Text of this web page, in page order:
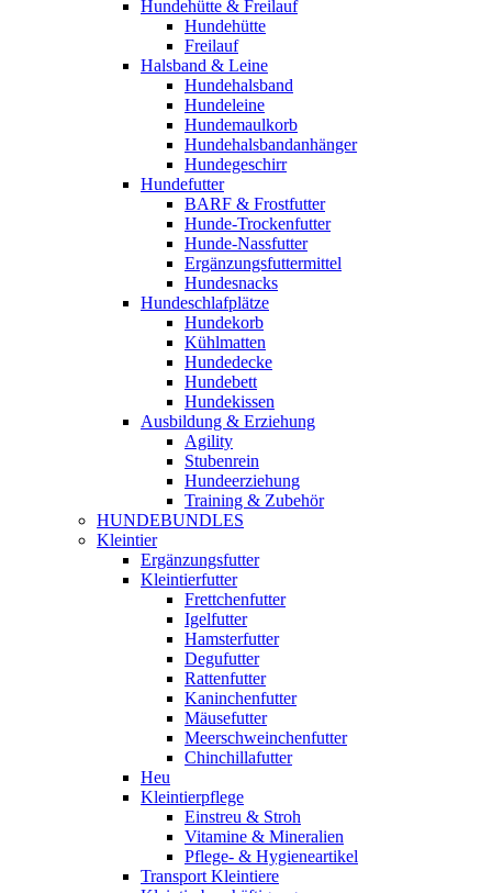
Hundehütte & Freilauf
Hundehütte
Freilauf
Halsband & Leine
Hundehalsband
Hundeleine
Hundemaulkorb
Hundehalsbandanhänger
Hundegeschirr
Hundefutter
BARF & Frostfutter
Hunde-Trockenfutter
Hunde-Nassfutter
Ergänzungsfuttermittel
Hundesnacks
Hundeschlafplätze
Hundekorb
Kühlmatten
Hundedecke
Hundebett
Hundekissen
Ausbildung & Erziehung
Agility
Stubenrein
Hundeerziehung
Training & Zubehör
HUNDEBUNDLES
Kleintier
Ergänzungsfutter
Kleintierfutter
Frettchenfutter
Igelfutter
Hamsterfutter
Degufutter
Rattenfutter
Kaninchenfutter
Mäusefutter
Meerschweinchenfutter
Chinchillafutter
Heu
Kleintierpflege
Einstreu & Stroh
Vitamine & Mineralien
Pflege- & Hygieneartikel
Transport Kleintiere